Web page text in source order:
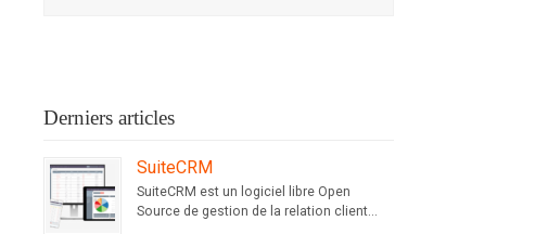
Derniers articles
SuiteCRM
SuiteCRM est un logiciel libre Open
Source de gestion de la relation client...